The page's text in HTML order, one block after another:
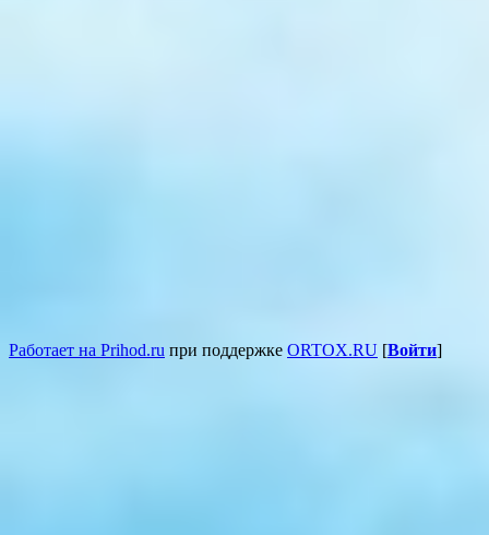
Работает на Prihod.ru при поддержке ORTOX.RU [Войти]